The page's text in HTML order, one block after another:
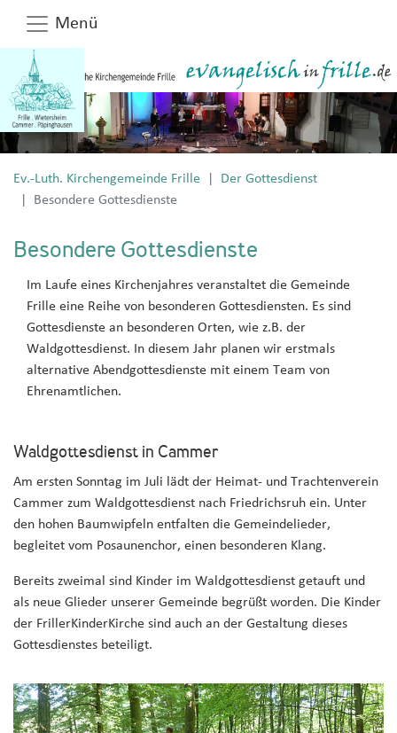
Menü
Ev.-Luth. Kirchengemeinde Frille
Der Gottesdienst
Besondere Gottesdienste
Besondere Gottesdienste
Im Laufe eines Kirchenjahres veranstaltet die Gemeinde
Frille eine Reihe von besonderen Gottesdiensten. Es sind
Gottesdienste an besonderen Orten, wie z.B. der
Waldgottesdienst. In diesem Jahr planen wir erstmals
alternative Abendgottesdienste mit einem Team von
Ehrenamtlichen.
Waldgottesdienst in Cammer
Am ersten Sonntag im Juli lädt der Heimat- und Trachtenverein
Cammer zum Waldgottesdienst nach Friedrichsruh ein. Unter
den hohen Baumwipfeln entfalten die Gemeindelieder,
begleitet vom Posaunenchor, einen besonderen Klang.
Bereits zweimal sind Kinder im Waldgottesdienst getauft und
als neue Glieder unserer Gemeinde begrüßt worden. Die Kinder
der FrillerKinderKirche sind auch an der Gestaltung dieses
Gottesdienstes beteiligt.